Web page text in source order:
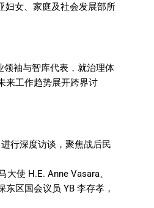
妇女、家庭及社会发展部所
袖与智库代表，就治理体
来工作趋势展开跨界讨
进行深度访谈，聚焦战后民
大使 H.E. Anne Vasara、
东区国会议员 YB 李存孝，